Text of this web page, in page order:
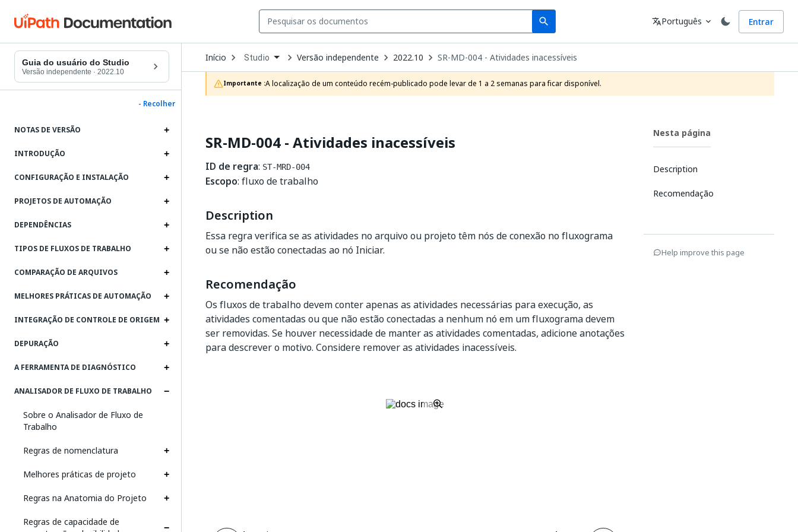
search
Search Idioma
translatePortuguês expand_more Entrar
Guia do usuário do Studio
Versão independente · 2022.10
- Recolher
NOTAS DE VERSÃO
INTRODUÇÃO
CONFIGURAÇÃO E INSTALAÇÃO
PROJETOS DE AUTOMAÇÃO
DEPENDÊNCIAS
TIPOS DE FLUXOS DE TRABALHO
COMPARAÇÃO DE ARQUIVOS
MELHORES PRÁTICAS DE AUTOMAÇÃO
INTEGRAÇÃO DE CONTROLE DE ORIGEM
DEPURAÇÃO
A FERRAMENTA DE DIAGNÓSTICO
ANALISADOR DE FLUXO DE TRABALHO
Sobre o Analisador de Fluxo de
Trabalho
Regras de nomenclatura
Melhores práticas de projeto
Regras na Anatomia do Projeto
Regras de capacidade de
Início Open
Dropdown
to
choose
product
Studio Versão independente 2022.10 SR-MD-004 - Atividades inacessíveis
Importante :A localização de um conteúdo recém-publicado pode levar de 1 a 2 semanas para ficar disponível.
SR-MD-004 - Atividades inacessíveis
ID de regra: ST-MRD-004
Escopo: fluxo de trabalho
Description
Essa regra verifica se as atividades no arquivo ou projeto têm nós de conexão no fluxograma
ou se não estão conectadas ao nó Iniciar.
Recomendação
Os fluxos de trabalho devem conter apenas as atividades necessárias para execução, as
atividades comentadas ou que não estão conectadas a nenhum nó em um fluxograma devem
ser removidas. Se houver necessidade de manter as atividades comentadas, adicione anotações
para descrever o motivo. Considere remover as atividades inacessíveis.
Nesta página
Description
Recomendação
Help improve this page